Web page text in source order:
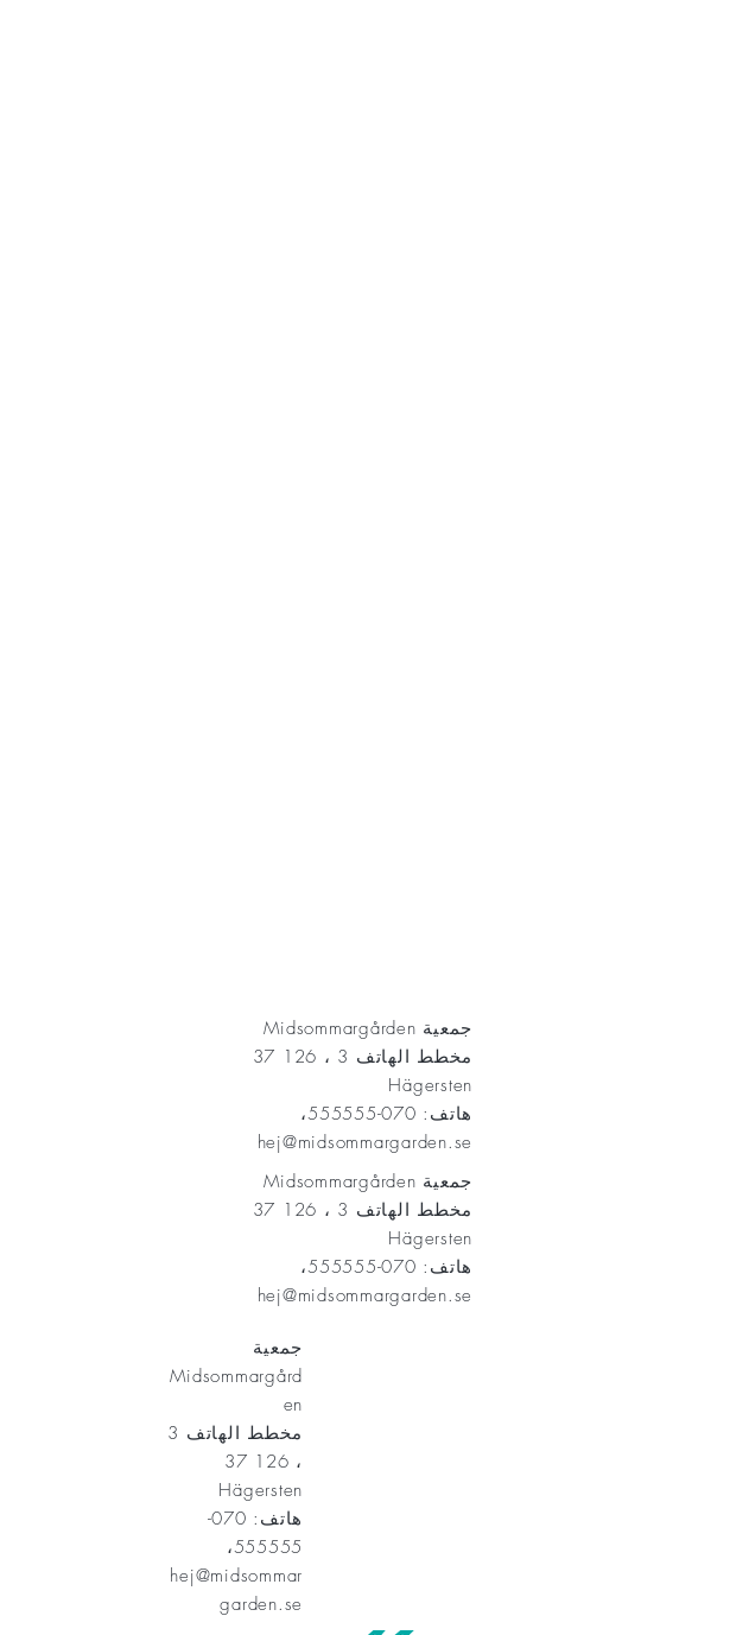
جمعية Midsommargården
مخطط الهاتف 3 ، 126 37
Hägersten
هاتف: 070-555555،
hej@midsommargarden.se
جمعية Midsommargården
مخطط الهاتف 3 ، 126 37
Hägersten
هاتف: 070-555555،
hej@midsommargarden.se
جمعية
Midsommargård
en
مخطط الهاتف 3
، 126 37
Hägersten
هاتف: 070-
555555،
hej@midsommar
garden.se